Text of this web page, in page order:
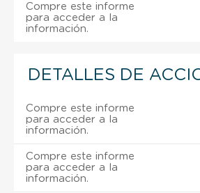
Compre este informe
para acceder a la
información.
DETALLES DE
Compre este informe
para acceder a la
información.
Compre este informe
para acceder a la
información.